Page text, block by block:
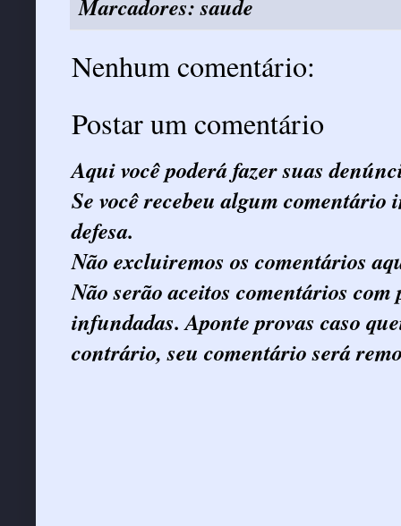
Marcadores:saude
Nenhum comentário:
Postar um comentário
Aqui você poderá fazer suas
Se você recebeu algum
defesa.
Não excluiremos os comentários
Não serão aceitos comentários
infundadas. Aponte provas caso
contrário, seu comentário será